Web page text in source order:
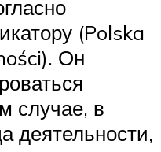
(Polska
Он
случае, в
деятельности,